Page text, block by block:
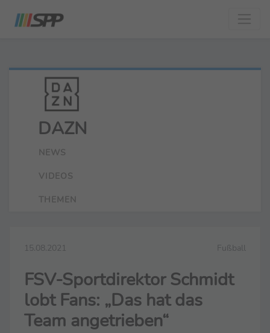
DAZN
NEWS
VIDEOS
THEMEN
15.08.2021 Fußball
FSV-Sportdirektor Schmidt
lobt Fans: „Das hat das
Team angetrieben“